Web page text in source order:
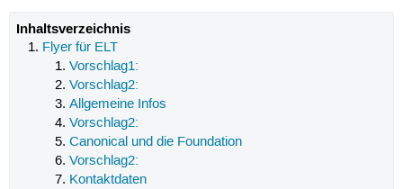
Inhaltsverzeichnis
Flyer für ELT
Vorschlag1:
Vorschlag2:
Allgemeine Infos
Vorschlag2:
Canonical und die Foundation
Vorschlag2:
Kontaktdaten